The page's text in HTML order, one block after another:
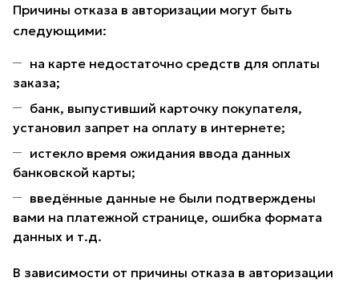
Причины отказа в авторизации могут быть
следующими:
на карте недостаточно средств для оплаты
заказа;
банк, выпустивший карточку покупателя,
установил запрет на оплату в интернете;
истекло время ожидания ввода данных
банковской карты;
введённые данные не были подтверждены
вами на платежной странице, ошибка формата
данных и т.д.
В зависимости от причины отказа в авторизации